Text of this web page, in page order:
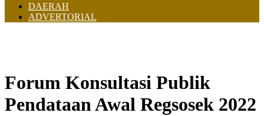
DAERAH
ADVERTORIAL
Forum Konsultasi Publik
Pendataan Awal Regsosek 2022